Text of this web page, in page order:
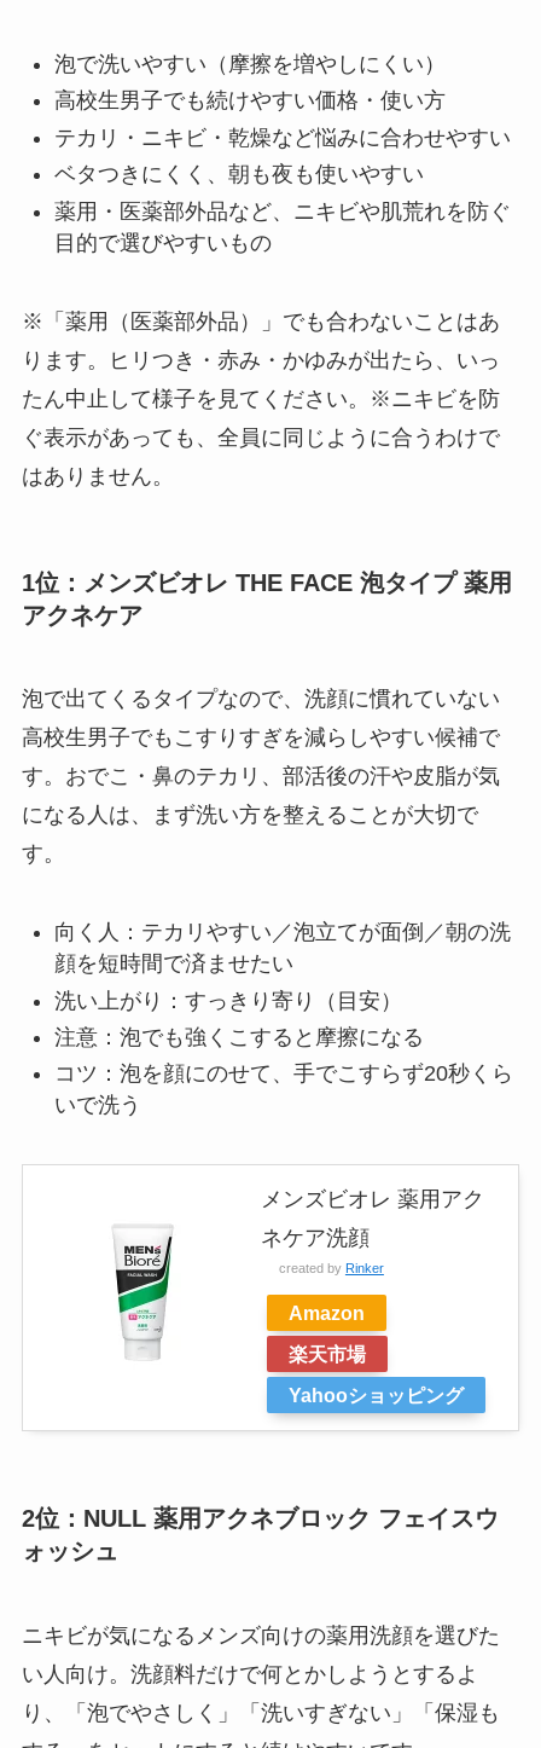
泡で洗いやすい（摩擦を増やしにくい）
高校生男子でも続けやすい価格・使い方
テカリ・ニキビ・乾燥など悩みに合わせやすい
ベタつきにくく、朝も夜も使いやすい
薬用・医薬部外品など、ニキビや肌荒れを防ぐ
目的で選びやすいもの
※「薬用（医薬部外品）」でも合わないことはあ
ります。ヒリつき・赤み・かゆみが出たら、いっ
たん中止して様子を見てください。※ニキビを防
ぐ表示があっても、全員に同じように合うわけで
はありません。
1位：メンズビオレ THE FACE 泡タイプ 薬用
アクネケア
泡で出てくるタイプなので、洗顔に慣れていない
高校生男子でもこすりすぎを減らしやすい候補で
す。おでこ・鼻のテカリ、部活後の汗や皮脂が気
になる人は、まず洗い方を整えることが大切で
す。
向く人：テカリやすい／泡立てが面倒／朝の洗
顔を短時間で済ませたい
洗い上がり：すっきり寄り（目安）
注意：泡でも強くこすると摩擦になる
コツ：泡を顔にのせて、手でこすらず20秒くら
いで洗う
メンズビオレ 薬用アク
ネケア洗顔
created by Rinker
Amazon
楽天市場
Yahooショッピング
2位：NULL 薬用アクネブロック フェイスウ
ォッシュ
ニキビが気になるメンズ向けの薬用洗顔を選びた
い人向け。洗顔料だけで何とかしようとするよ
り、「泡でやさしく」「洗いすぎない」「保湿も